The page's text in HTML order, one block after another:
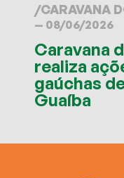
/CARAVANA
— 08/06/2026
Caravana
realiza
gaúchas
Guaíba